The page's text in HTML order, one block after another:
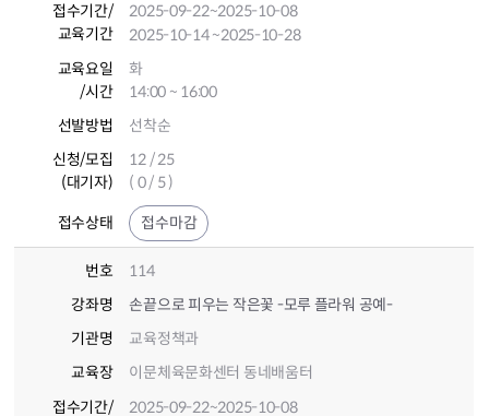
접수기간/
교육기간
2025-09-22~2025-10-08
2025-10-14~2025-10-28
교육요일
/시간
화
14:00 ~ 16:00
선발방법
선착순
신청/모집
(대기자)
12 / 25
( 0 / 5 )
접수상태 접수마감
번호
114
강좌명
손끝으로 피우는 작은꽃 -모루 플라워 공예-
기관명
교육정책과
교육장
이문체육문화센터 동네배움터
접수기간/
2025-09-22~2025-10-08